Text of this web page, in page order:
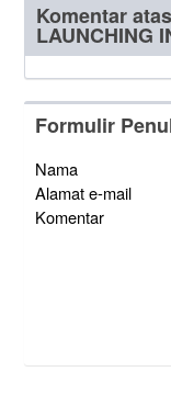
Komentar
LAUNCHING
Formulir
Nama
Alamat e-mail
Komentar